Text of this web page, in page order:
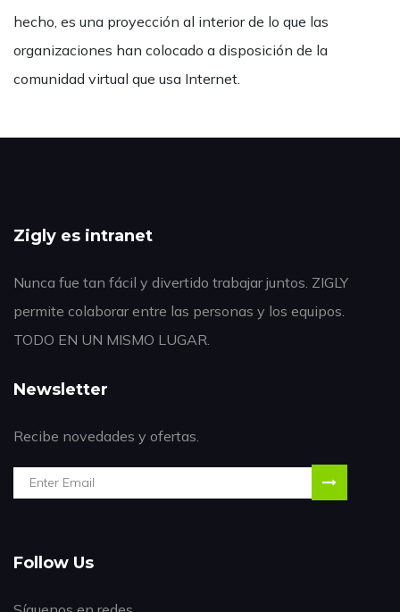
hecho, es una proyección al interior de lo que las
organizaciones han colocado a disposición de la
comunidad virtual que usa Internet.
Zigly es intranet
Nunca fue tan fácil y divertido trabajar juntos. ZIGLY
permite colaborar entre las personas y los equipos.
TODO EN UN MISMO LUGAR.
Newsletter
Recibe novedades y ofertas.
Follow Us